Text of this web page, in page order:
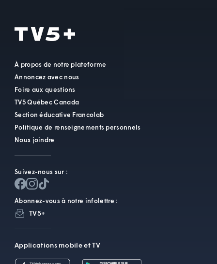
À propos de notre plateforme
Annoncez avec nous
Foire aux questions
TV5 Québec Canada
Section éducative Francolab
Politique de renseignements personnels
Nous joindre
Suivez-nous sur :
Abonnez-vous à notre infolettre :
TV5+
Applications mobile et TV